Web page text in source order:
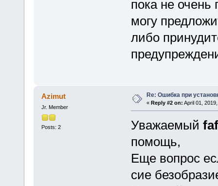
пока не
могу
либо
Azimut
Jr. Member
Posts: 2
Re: Ошибка при
« Reply #2 on: April 01,
Уважаемый faf
помощь,
Еще вопрос
сие